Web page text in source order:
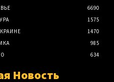
6690
1575
1470
985
634
Новость